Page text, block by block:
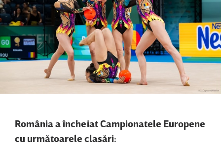
România a încheiat Campionatele Europene
cu următoarele clasări: